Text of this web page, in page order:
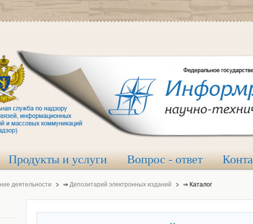
Продукты и услуги Вопрос - ответ
деятельности ⇒ Депозитарий электронных изданий ⇒ Каталог